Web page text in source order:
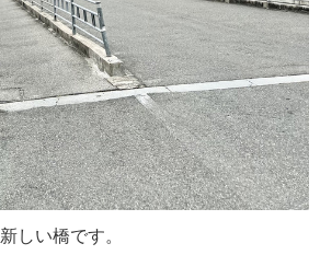
しい橋です。